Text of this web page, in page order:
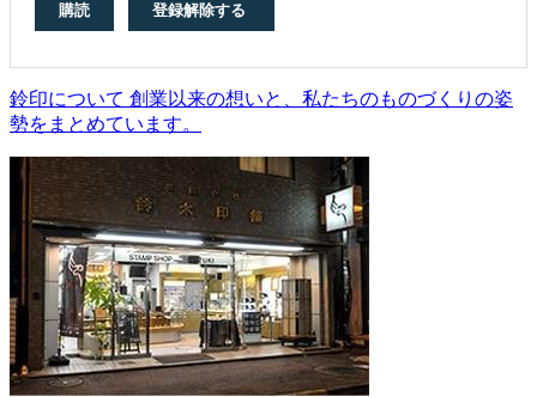
鈴印について 創業以来の想いと、私たちのものづくりの姿
勢をまとめています。